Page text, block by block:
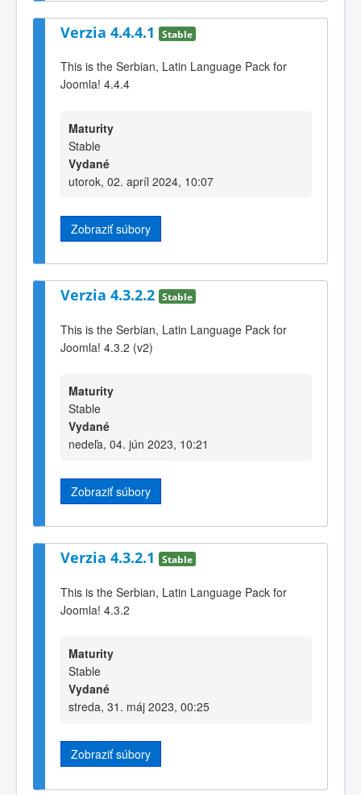
Verzia 4.4.4.1 Stable
This is the Serbian, Latin Language Pack for
Joomla! 4.4.4
Maturity
Stable
Vydané
utorok, 02. apríl 2024, 10:07
Zobraziť súbory
Verzia 4.3.2.2 Stable
This is the Serbian, Latin Language Pack for
Joomla! 4.3.2 (v2)
Maturity
Stable
Vydané
nedeľa, 04. jún 2023, 10:21
Zobraziť súbory
Verzia 4.3.2.1 Stable
This is the Serbian, Latin Language Pack for
Joomla! 4.3.2
Maturity
Stable
Vydané
streda, 31. máj 2023, 00:25
Zobraziť súbory